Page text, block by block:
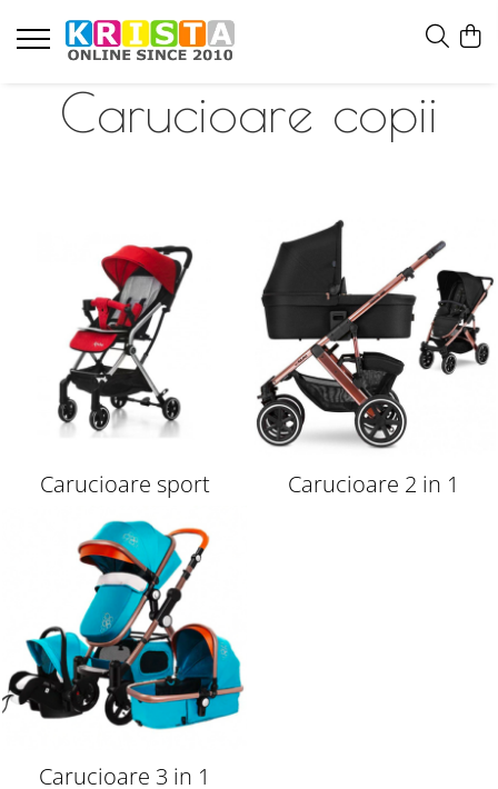
Carucioare copii
Carucioare sport Carucioare 2 in 1
Carucioare 3 in 1